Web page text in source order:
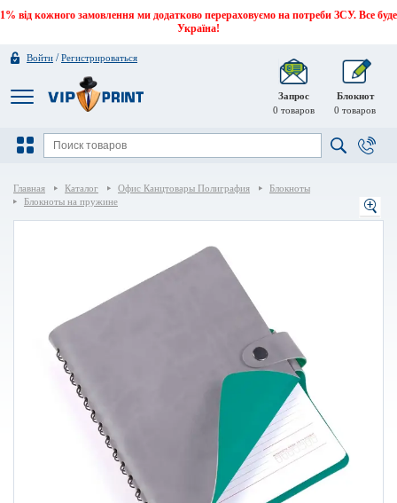
1% від кожного замовлення ми додатково перераховуємо на потреби ЗСУ. Все буде
Україна!
Войти /Регистрироваться
Запрос
0 товаров
Блокнот
0 товаров
Главная Каталог Офис Канцтовары Полиграфия
Блокноты
Блокноты на пружине